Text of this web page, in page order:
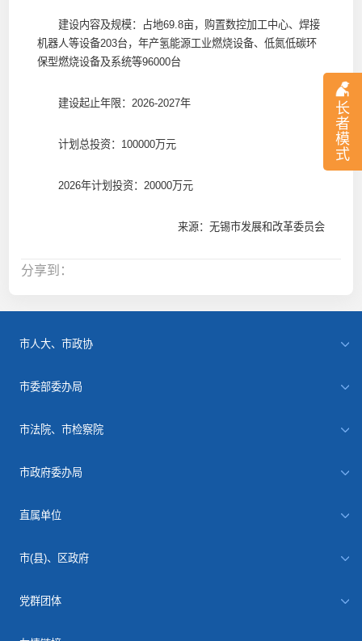
长
者
模
式
建设内容及规模：占地69.8亩，购置数控加工中心、焊接
机器人等设备203台，年产氢能源工业燃烧设备、低氮低碳环
保型燃烧设备及系统等96000台
建设起止年限：2026-2027年
计划总投资：100000万元
2026年计划投资：20000万元
来源：无锡市发展和改革委员会
分享到：
市人大、市政协
市委部委办局
市法院、市检察院
市政府委办局
直属单位
市(县)、区政府
党群团体